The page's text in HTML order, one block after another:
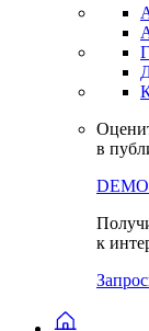
API & Data
в